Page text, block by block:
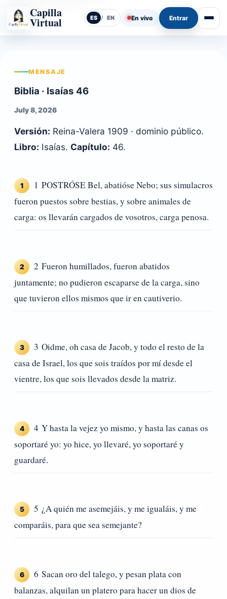
Capilla
Virtual ES / EN En vivo Entrar Abrir
MENSAJE
Biblia · Isaías 46
July 8, 2026
Versión: Reina-Valera 1909 · dominio público.
Libro: Isaías. Capítulo: 46.
1
1 POSTRÓSE Bel, abatióse Nebo; sus simulacros
fueron puestos sobre bestias, y sobre animales de
carga: os llevarán cargados de vosotros, carga penosa.
2
2 Fueron humillados, fueron abatidos
juntamente; no pudieron escaparse de la carga, sino
que tuvieron ellos mismos que ir en cautiverio.
3
3 Oidme, oh casa de Jacob, y todo el resto de la
casa de Israel, los que sois traídos por mí desde el
vientre, los que sois llevados desde la matriz.
4
4 Y hasta la vejez yo mismo, y hasta las canas os
soportaré yo: yo hice, yo llevaré, yo soportaré y
guardaré.
5
5 ¿A quién me asemejáis, y me igualáis, y me
comparáis, para que sea semejante?
6
6 Sacan oro del talego, y pesan plata con
balanzas, alquilan un platero para hacer un dios de